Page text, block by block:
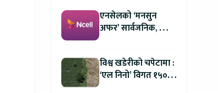
एनसेलको ‘मनसुन
अफर’ सार्वजनिक, सिम
विश्व खडेरीको चपेटामा :
‘एल निनो’ विगत १५०